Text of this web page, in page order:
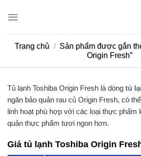
Trang chủ / Sản phẩm được gắn
Origin Fresh”
Tủ lạnh Toshiba Origin Fresh là dòng tủ
ngăn bảo quản rau củ Origin Fresh, có
linh hoạt phù hợp với các loại thực phẩm
quản thực phẩm tươi ngon hơn.
Giá tủ lạnh Toshiba Origin